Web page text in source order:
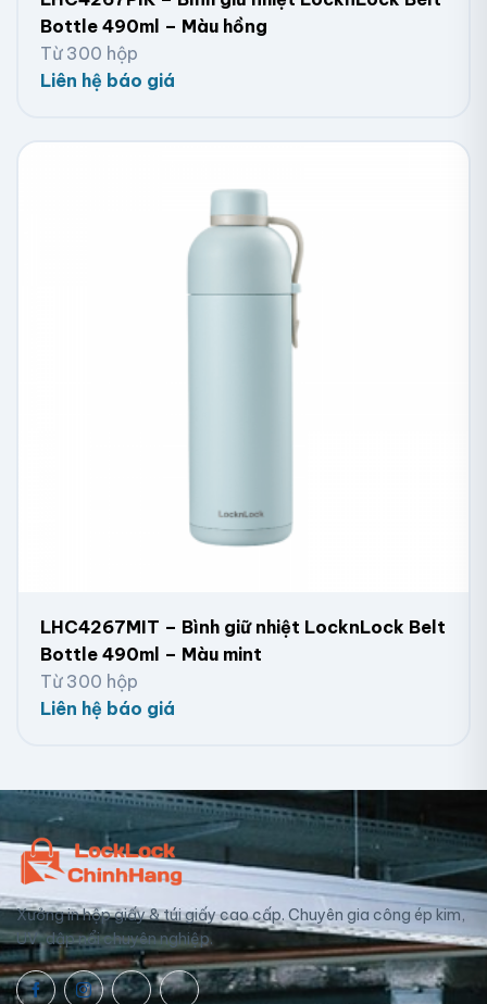
Bottle 490ml – Màu hồng
Từ 300 hộp
Liên hệ báo giá
LHC4267MIT – Bình giữ nhiệt LocknLock Belt
Bottle 490ml – Màu mint
Từ 300 hộp
Liên hệ báo giá
Xưởng in hộp giấy & túi giấy cao cấp. Chuyên gia công ép kim,
UV, dập nổi chuyên nghiệp.